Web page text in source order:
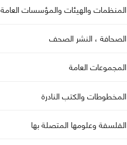
المنظمات والهيئات والمؤسسات العامة
الصحافة ، النشر الصحف
المجموعات العامة
المخطوطات والكتب النادرة
الفلسفة وعلومها المتصلة بها